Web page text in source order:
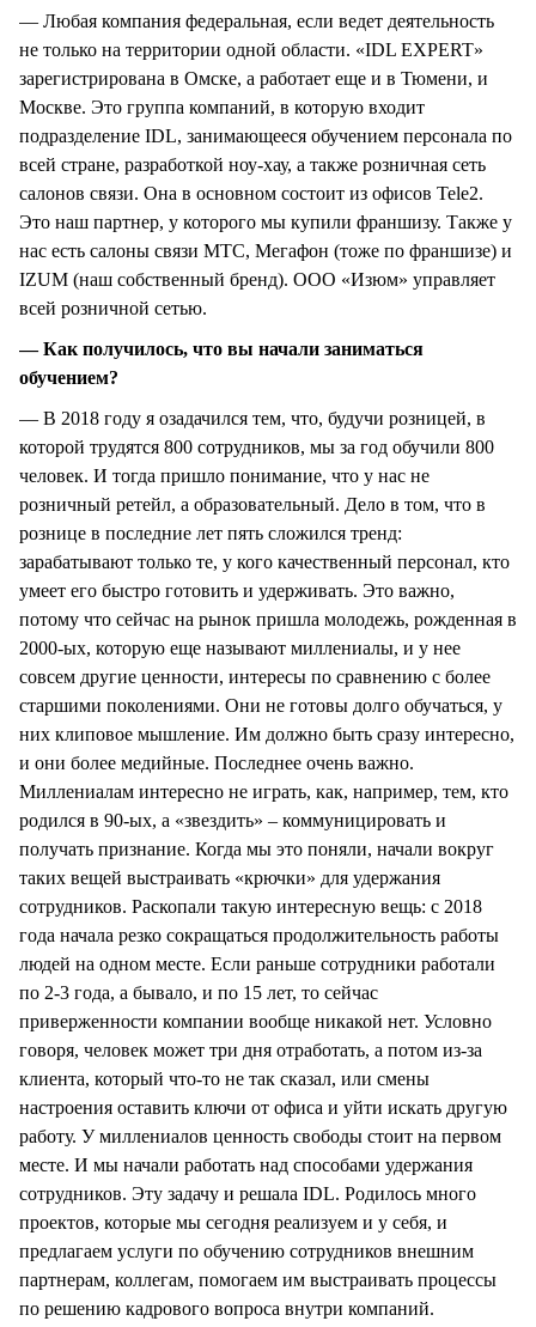
— Любая компания федеральная, если ведет деятельность
не только на территории одной области. «IDL EXPERT»
зарегистрирована в Омске, а работает еще и в Тюмени, и
Москве. Это группа компаний, в которую входит
подразделение IDL, занимающееся обучением персонала по
всей стране, разработкой ноу-хау, а также розничная сеть
салонов связи. Она в основном состоит из офисов Tele2.
Это наш партнер, у которого мы купили франшизу. Также у
нас есть салоны связи МТС, Мегафон (тоже по франшизе) и
IZUM (наш собственный бренд). ООО «Изюм» управляет
всей розничной сетью.
— Как получилось, что вы начали заниматься
обучением?
— В 2018 году я озадачился тем, что, будучи розницей, в
которой трудятся 800 сотрудников, мы за год обучили 800
человек. И тогда пришло понимание, что у нас не
розничный ретейл, а образовательный. Дело в том, что в
рознице в последние лет пять сложился тренд:
зарабатывают только те, у кого качественный персонал, кто
умеет его быстро готовить и удерживать. Это важно,
потому что сейчас на рынок пришла молодежь, рожденная в
2000-ых, которую еще называют миллениалы, и у нее
совсем другие ценности, интересы по сравнению с более
старшими поколениями. Они не готовы долго обучаться, у
них клиповое мышление. Им должно быть сразу интересно,
и они более медийные. Последнее очень важно.
Миллениалам интересно не играть, как, например, тем, кто
родился в 90-ых, а «звездить» – коммуницировать и
получать признание. Когда мы это поняли, начали вокруг
таких вещей выстраивать «крючки» для удержания
сотрудников. Раскопали такую интересную вещь: с 2018
года начала резко сокращаться продолжительность работы
людей на одном месте. Если раньше сотрудники работали
по 2-3 года, а бывало, и по 15 лет, то сейчас
приверженности компании вообще никакой нет. Условно
говоря, человек может три дня отработать, а потом из-за
клиента, который что-то не так сказал, или смены
настроения оставить ключи от офиса и уйти искать другую
работу. У миллениалов ценность свободы стоит на первом
месте. И мы начали работать над способами удержания
сотрудников. Эту задачу и решала IDL. Родилось много
проектов, которые мы сегодня реализуем и у себя, и
предлагаем услуги по обучению сотрудников внешним
партнерам, коллегам, помогаем им выстраивать процессы
по решению кадрового вопроса внутри компаний.